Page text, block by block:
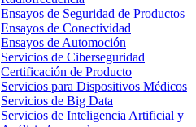
Ensayos de Seguridad de Productos
Ensayos de Conectividad
Ensayos de Automoción
Servicios de Ciberseguridad
Certificación de Producto
Servicios para Dispositivos Médicos
Servicios de Big Data
Servicios de Inteligencia Artificial y